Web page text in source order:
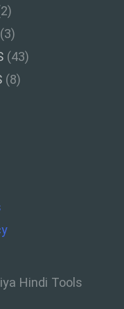
(3)
(43)
(8)
Hindi Tools